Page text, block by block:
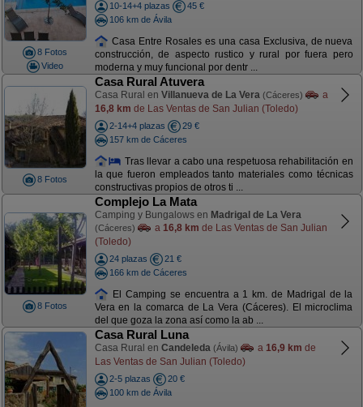
8 Fotos
Video
10-14+4 plazas
45 €
106 km de Ávila
Casa Entre Rosales es una casa Exclusiva, de nueva
construcción, de aspecto rustico y rural por fuera pero
moderna y muy funcional por dentr ...
8 Fotos
Casa Rural Atuvera
Casa Rural en Villanueva de La Vera (Cáceres)
a
16,8 km de Las Ventas de San Julian (Toledo)
2-14+4 plazas
29 €
157 km de Cáceres
Tras llevar a cabo una respetuosa rehabilitación en
la que fueron empleados tanto materiales como técnicas
constructivas propios de otros ti ...
8 Fotos
Complejo La Mata
Camping y Bungalows en Madrigal de La Vera
(Cáceres) a 16,8 km de Las Ventas de San Julian
(Toledo)
24 plazas
21 €
166 km de Cáceres
El Camping se encuentra a 1 km. de Madrigal de la
Vera en la comarca de La Vera (Cáceres). El microclima
del que goza la zona así como la ab ...
Casa Rural Luna
Casa Rural en Candeleda (Ávila) a 16,9 km de
Las Ventas de San Julian (Toledo)
2-5 plazas
20 €
100 km de Ávila